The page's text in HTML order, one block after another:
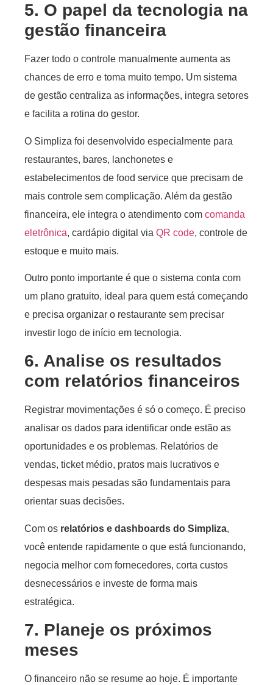
5. O papel da tecnologia na
gestão financeira
Fazer todo o controle manualmente aumenta as
chances de erro e toma muito tempo. Um sistema
de gestão centraliza as informações, integra setores
e facilita a rotina do gestor.
O Simpliza foi desenvolvido especialmente para
restaurantes, bares, lanchonetes e
estabelecimentos de food service que precisam de
mais controle sem complicação. Além da gestão
financeira, ele integra o atendimento com comanda
eletrônica, cardápio digital via QR code, controle de
estoque e muito mais.
Outro ponto importante é que o sistema conta com
um plano gratuito, ideal para quem está começando
e precisa organizar o restaurante sem precisar
investir logo de início em tecnologia.
6. Analise os resultados
com relatórios financeiros
Registrar movimentações é só o começo. É preciso
analisar os dados para identificar onde estão as
oportunidades e os problemas. Relatórios de
vendas, ticket médio, pratos mais lucrativos e
despesas mais pesadas são fundamentais para
orientar suas decisões.
Com os relatórios e dashboards do Simpliza,
você entende rapidamente o que está funcionando,
negocia melhor com fornecedores, corta custos
desnecessários e investe de forma mais
estratégica.
7. Planeje os próximos
meses
O financeiro não se resume ao hoje. É importante